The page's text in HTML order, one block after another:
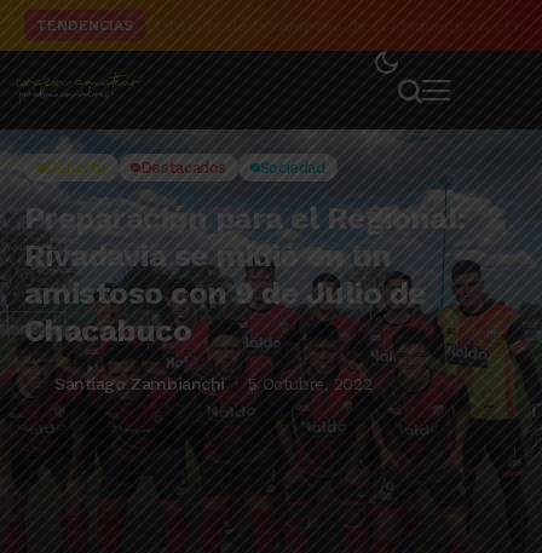
TENDENCIAS
Deporte Destacados Sociedad
Preparación para el Regional:
Rivadavia se midió en un
amistoso con 9 de Julio de
Chacabuco
Santiago Zambianchi 5 Octubre, 2022